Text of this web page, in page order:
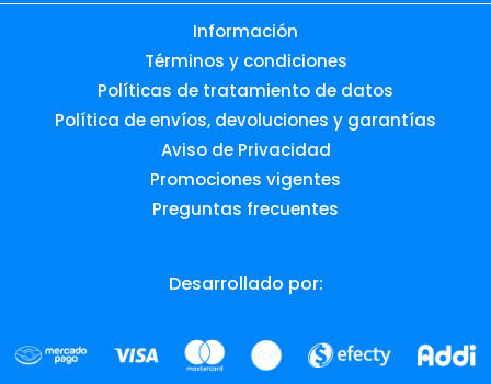
Información
Términos y condiciones
Políticas de tratamiento de datos
Política de envíos, devoluciones y garantías
Aviso de Privacidad
Promociones vigentes
Preguntas frecuentes
Desarrollado por: